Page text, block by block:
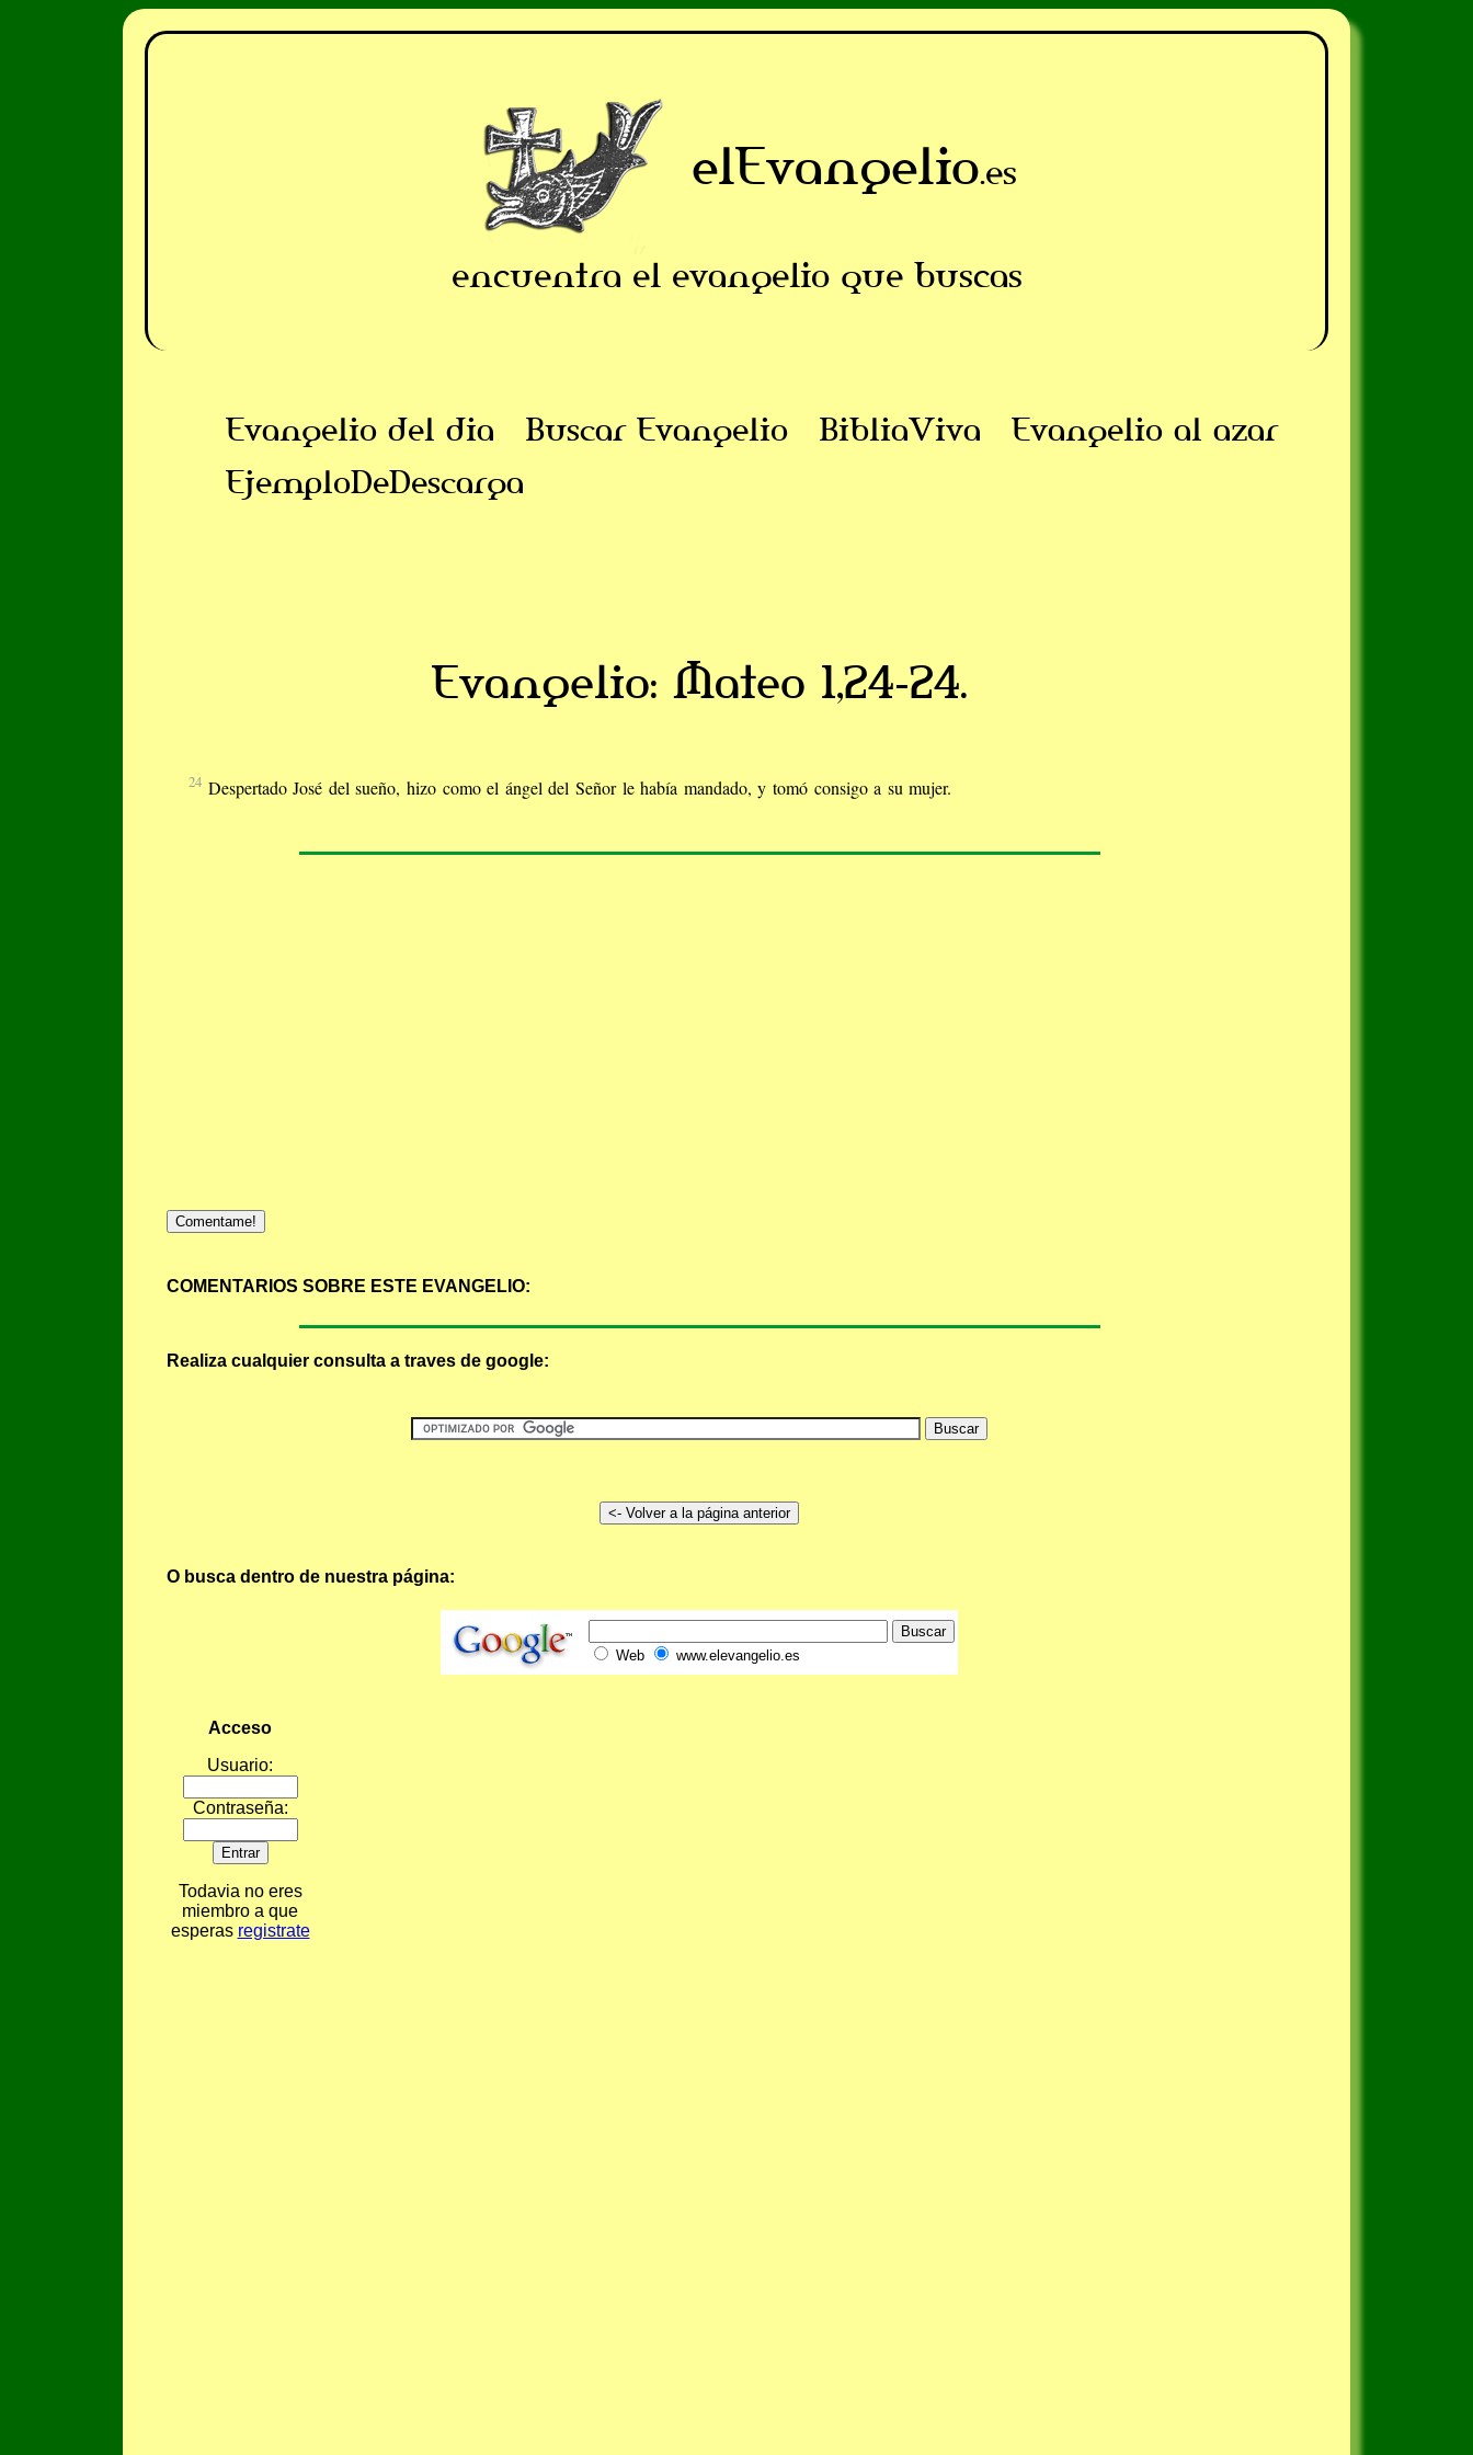
elEvangelio.es
encuentra el evangelio que buscas
Evangelio del dia Buscar Evangelio BibliaViva
Evangelio al azar
EjemploDeDescarga
Evangelio: Mateo 1,24-24.
24 Despertado José del sueño, hizo como el ángel del Señor le había mandado, y tomó consigo a su mujer.
Comentame!
COMENTARIOS SOBRE ESTE EVANGELIO:
Realiza cualquier consulta a traves de google:
O busca dentro de nuestra página:
Web www.elevangelio.es
Acceso
Usuario:
Contraseña:
Todavia no eres
miembro a que
esperas registrate